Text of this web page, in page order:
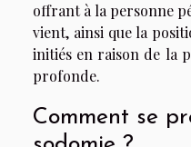
offrant à la personne
vient, ainsi que la
initiés en raison de la
profonde.
Comment se